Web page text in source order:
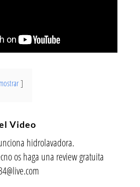
Video
hidrolavadora.
os haga una review gratuita